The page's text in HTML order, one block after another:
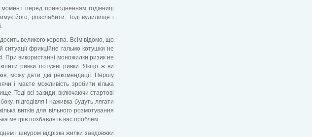
перед приводненням годівниці
його, розслабити. Тоді вудилище і
великого коропа. Всім відомо, що
фрикційне гальмо котушки не
При використанні моножилки ризик не
ривки потужні ривки. Якщо ж ви
можу дати дві рекомендації. Першу
і маєте можливість зробити кілька
Тоді всі закиди, включаючи стартові
підгодівля і наживка будуть лягати
витків для вільного розмотування
метрів позбавлять вас проблем.
і шнуром відрізка жилки завдовжки